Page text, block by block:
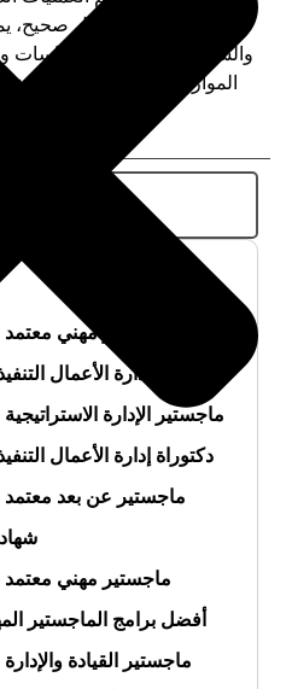
استخدامها بشكل صحيح،
والشفافية والامتثال للسياسات
الموارد البشرية تطوير
أفضل ماجستير مهني معتمد في
ماجستير إدارة الأعمال
ماجستير الإدارة الاستراتيجية
دكتوراة إدارة الأعمال
ماجستير عن بعد معتمد
ماجستير مهني معتمد
أفضل برامج الماجستير
ماجستير القيادة والإدارة